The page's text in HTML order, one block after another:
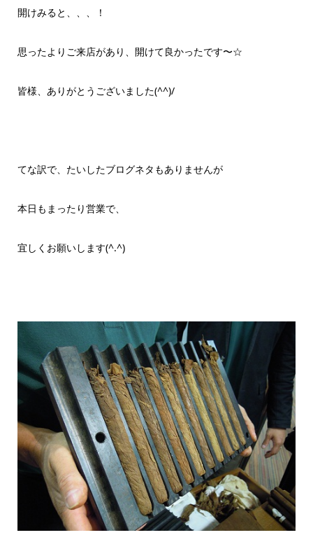
開けみると、、、！
思ったよりご来店があり、開けて良かったです〜☆
皆様、ありがとうございました(^^)/
てな訳で、たいしたブログネタもありませんが
本日もまったり営業で、
宜しくお願いします(^.^)